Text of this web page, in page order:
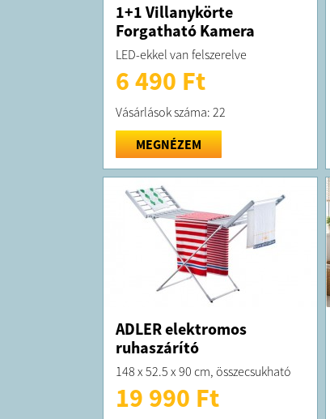
1+1 Villanykörte
Forgatható Kamera
LED-ekkel van felszerelve
6 490 Ft
Vásárlások száma: 22
MEGNÉZEM
ADLER elektromos
ruhaszárító
148 x 52.5 x 90 cm, összecsukható
19 990 Ft